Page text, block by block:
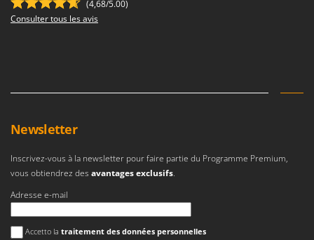
Spiralmac
Stocker
T
TecnoGen
Tellarini Pompe
(4,68/5.00)
Consulter tous les avis
Newsletter
Inscrivez-vous à la newsletter pour faire partie du Programme Premium,
vous obtiendrez des avantages exclusifs.
Adresse e-mail
Une erreur est survenue
Accetto la traitement des données personnelles